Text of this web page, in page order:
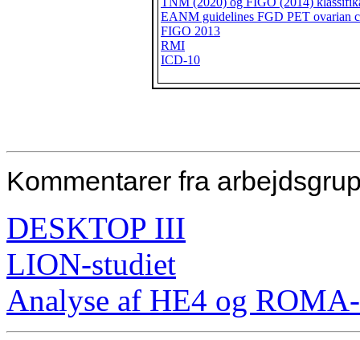
EANM guidelines FGD PET ovarian
FIGO 2013
RMI
ICD-10
Kommentarer fra
DESKTOP III
LION-studiet
Analyse af HE4 og